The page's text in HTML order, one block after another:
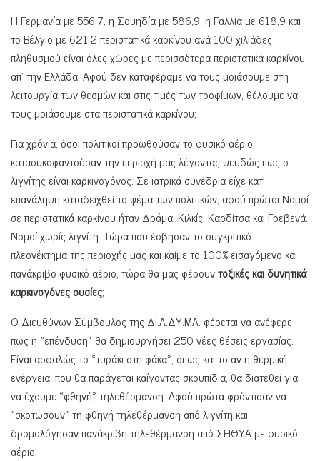
Η Γερμανία με 556,7, η Σουηδία με 586,9, η Γαλλία με 618,9 και
το Βέλγιο με 621,2 περιστατικά καρκίνου ανά 100 χιλιάδες
πληθυσμού είναι όλες χώρες με περισσότερα περιστατικά καρκίνου
απ’ την Ελλάδα. Αφού δεν καταφέραμε να τους μοιάσουμε στη
λειτουργία των θεσμών και στις τιμές των τροφίμων, θέλουμε να
τους μοιάσουμε στα περιστατικά καρκίνου;
Για χρόνια, όσοι πολιτικοί προωθούσαν το φυσικό αέριο,
κατασυκοφαντούσαν την περιοχή μας λέγοντας ψευδώς πως ο
λιγνίτης είναι καρκινογόνος. Σε ιατρικά συνέδρια είχε κατ’
επανάληψη καταδειχθεί το ψέμα των πολιτικών, αφού πρώτοι Νομοί
σε περιστατικά καρκίνου ήταν Δράμα, Κιλκίς, Καρδίτσα και Γρεβενά.
Νομοί χωρίς λιγνίτη. Τώρα που έσβησαν το συγκριτικό
πλεονέκτημα της περιοχής μας και καίμε το 100% εισαγόμενο και
πανάκριβο φυσικό αέριο, τώρα θα μας φέρουντοξικές και δυνητικά
καρκινογόνες ουσίες;
Ο Διευθύνων Σύμβουλος της ΔΙ.Α.ΔΥ.ΜΑ. φέρεται να ανέφερε
πως η «επένδυση» θα δημιουργήσει 250 νέες θέσεις εργασίας.
Είναι ασφαλώς το «τυράκι στη φάκα», όπως και το αν η θερμική
ενέργεια, που θα παράγεται καίγοντας σκουπίδια, θα διατεθεί για
να έχουμε «φθηνή» τηλεθέρμανση. Αφού πρώτα φρόντισαν να
«σκοτώσουν» τη φθηνή τηλεθέρμανση από λιγνίτη και
δρομολόγησαν πανάκριβη τηλεθέρμανση από ΣΗΘΥΑ με φυσικό
αέριο.